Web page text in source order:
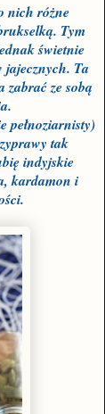
nich różne
Tym
świetnie
jajecznych. Ta
ze sobą
pełnoziarnisty)
tak
indyjskie
kardamon i